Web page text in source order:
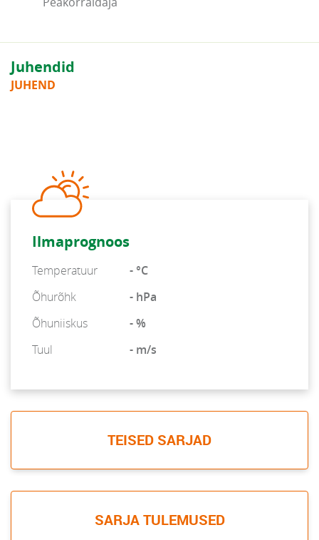
Juhendid
JUHEND
Ilmaprognoos
Temperatuur
- °C
Õhurõhk
- hPa
Õhuniiskus
- %
Tuul
- m/s
TEISED SARJAD
SARJA TULEMUSED